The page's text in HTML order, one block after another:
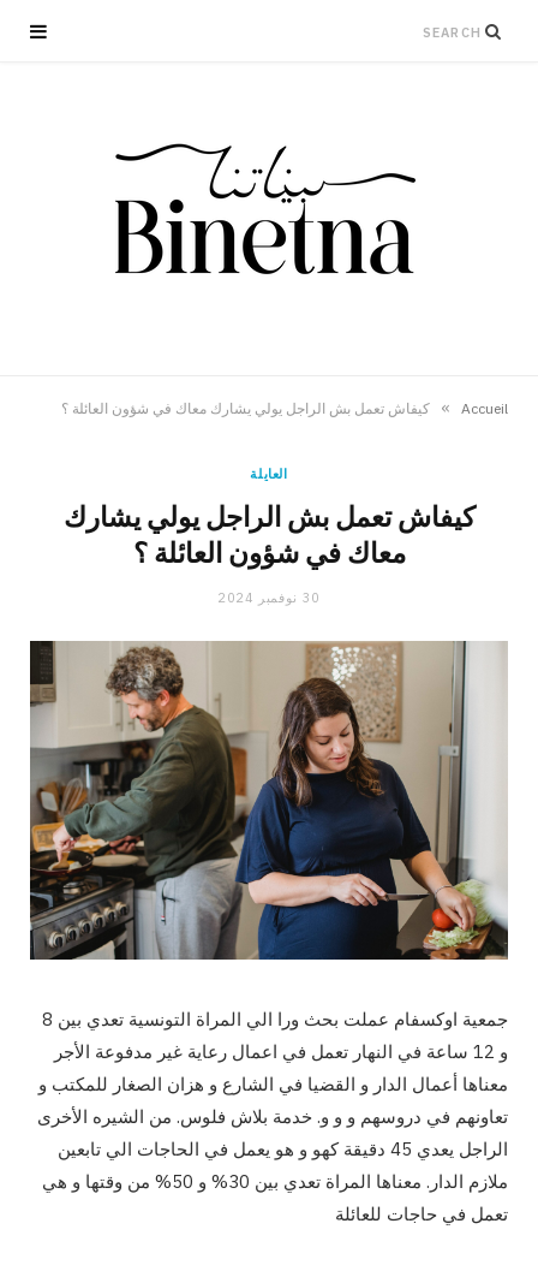
Accueil
» كيفاش تعمل بش الراجل يولي يشارك معاك في شؤون العائلة ؟
العايلة
كيفاش تعمل بش الراجل يولي يشارك
معاك في شؤون العائلة ؟
30 نوفمبر 2024
جمعية اوكسفام عملت بحث ورا الي المراة التونسية تعدي بين 8
و 12 ساعة في النهار تعمل في اعمال رعاية غير مدفوعة الأجر
معناها أعمال الدار و القضيا في الشارع و هزان الصغار للمكتب و
تعاونهم في دروسهم و و و. خدمة بلاش فلوس. من الشيره الأخرى
الراجل يعدي 45 دقيقة كهو و هو يعمل في الحاجات الي تابعين
ملازم الدار. معناها المراة تعدي بين 30% و 50% من وقتها و هي
تعمل في حاجات للعائلة